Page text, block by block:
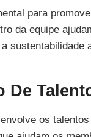
para
da equipe
sustentabilidade
De
os